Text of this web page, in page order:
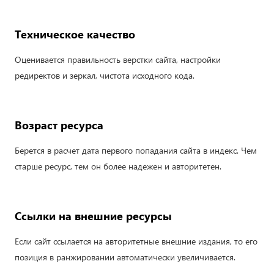
Техническое качество
Оценивается правильность верстки сайта, настройки
редиректов и зеркал, чистота исходного кода.
Возраст ресурса
Берется в расчет дата первого попадания сайта в индекс. Чем
старше ресурс, тем он более надежен и авторитетен.
Ссылки на внешние ресурсы
Если сайт ссылается на авторитетные внешние издания, то его
позиция в ранжировании автоматически увеличивается.